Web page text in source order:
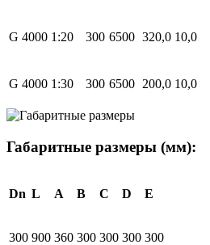
G 4000 1:20 300 6500 320,0 10,0
G 4000 1:30 300 6500 200,0 10,0
Габаритные размеры (мм):
Dn L A B C D E
300 900 360 300 300 300 300